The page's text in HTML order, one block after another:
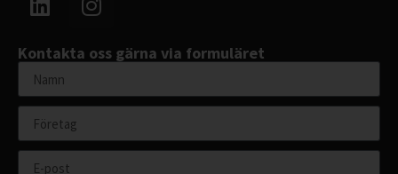
Kontakta oss gärna via formuläret